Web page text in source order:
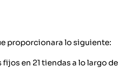
proporcionara lo siguiente:
en 21 tiendas a lo largo